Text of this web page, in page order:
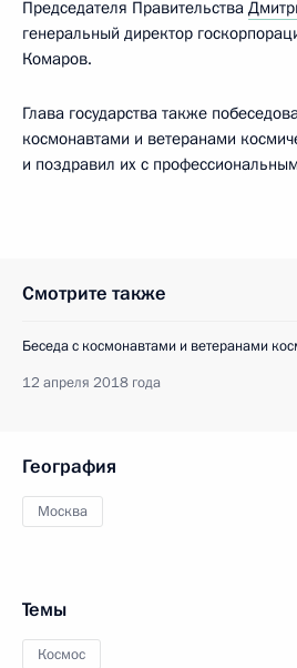
Председателя Правительства
генеральный директор
Комаров.
Глава государства также
космонавтами и ветеранами
и поздравил их с
Смотрите также
Беседа с космонавтами и ветеранами
12 апреля 2018 года
География
Москва
Темы
Космос